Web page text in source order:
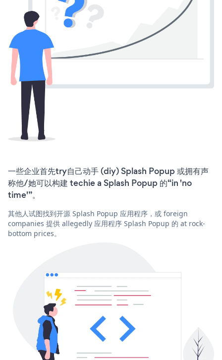
一些企业首先try自己动手 (diy) Splash Popup 或拥有声
称他/她可以构建 techie a Splash Popup 的“in 'no
time'”。
其他人试图找到开源 Splash Popup 应用程序，或 foreign
companies 提供 allegedly 应用程序 Splash Popup 的 at rock-
bottom prices。